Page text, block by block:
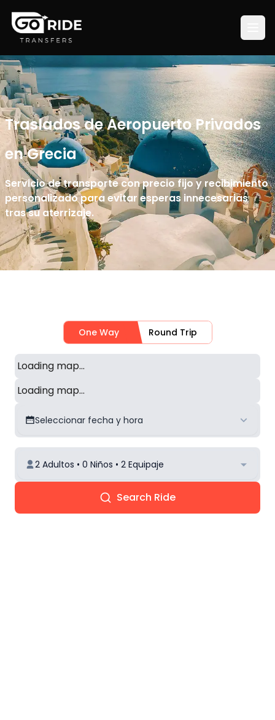
Traslados de Aeropuerto Privados
en Grecia
Servicio de transporte con precio fijo y recibimiento
personalizado para evitar esperas innecesarias
tras su aterrizaje.
One Way Round Trip
Loading map...
Loading map...
Seleccionar fecha y hora
2 Adultos • 0 Niños • 2 Equipaje
Search Ride